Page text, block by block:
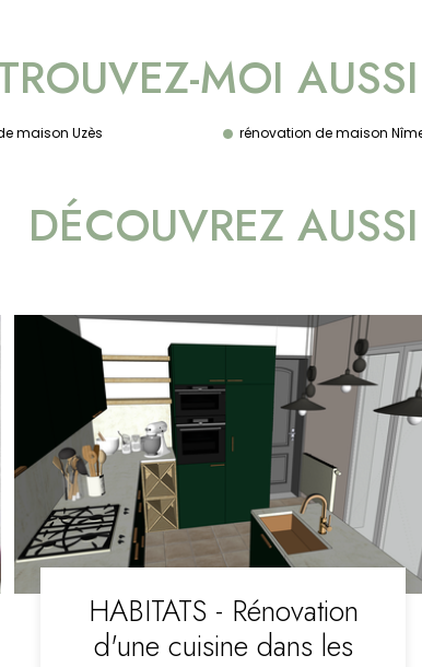
MOI
maison Uzès rénovation de maison
DÉCOUVREZ AUSSI
HABITATS - Rénovation
d'une cuisine dans les